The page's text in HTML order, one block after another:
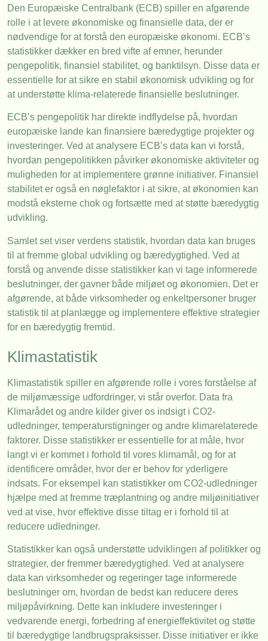
Den Europæiske Centralbank (ECB) spiller en afgørende
rolle i at levere økonomiske og finansielle data, der er
nødvendige for at forstå den europæiske økonomi. ECB’s
statistikker dækker en bred vifte af emner, herunder
pengepolitik, finansiel stabilitet, og banktilsyn. Disse data er
essentielle for at sikre en stabil økonomisk udvikling og for
at understøtte klima-relaterede finansielle beslutninger.
ECB’s pengepolitik har direkte indflydelse på, hvordan
europæiske lande kan finansiere bæredygtige projekter og
investeringer. Ved at analysere ECB’s data kan vi forstå,
hvordan pengepolitikken påvirker økonomiske aktiviteter og
muligheden for at implementere grønne initiativer. Finansiel
stabilitet er også en nøglefaktor i at sikre, at økonomien kan
modstå eksterne chok og fortsætte med at støtte bæredygtig
udvikling.
Samlet set viser verdens statistik, hvordan data kan bruges
til at fremme global udvikling og bæredygtighed. Ved at
forstå og anvende disse statistikker kan vi tage informerede
beslutninger, der gavner både miljøet og økonomien. Det er
afgørende, at både virksomheder og enkeltpersoner bruger
statistik til at planlægge og implementere effektive strategier
for en bæredygtig fremtid.
Klimastatistik
Klimastatistik spiller en afgørende rolle i vores forståelse af
de miljømæssige udfordringer, vi står overfor. Data fra
Klimarådet og andre kilder giver os indsigt i CO2-
udledninger, temperaturstigninger og andre klimarelaterede
faktorer. Disse statistikker er essentielle for at måle, hvor
langt vi er kommet i forhold til vores klimamål, og for at
identificere områder, hvor der er behov for yderligere
indsats. For eksempel kan statistikker om CO2-udledninger
hjælpe med at fremme træplantning og andre miljøinitiativer
ved at vise, hvor effektive disse tiltag er i forhold til at
reducere udledninger.
Statistikker kan også understøtte udviklingen af politikker og
strategier, der fremmer bæredygtighed. Ved at analysere
data kan virksomheder og regeringer tage informerede
beslutninger om, hvordan de bedst kan reducere deres
miljøpåvirkning. Dette kan inkludere investeringer i
vedvarende energi, forbedring af energieffektivitet og støtte
til bæredygtige landbrugspraksisser. Disse initiativer er ikke